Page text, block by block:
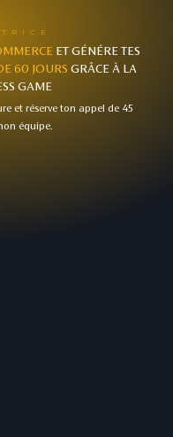
ET GÉNÉRE TES
60 JOURS GRÂCE À LA
GAME
et réserve ton appel de 45
équipe.